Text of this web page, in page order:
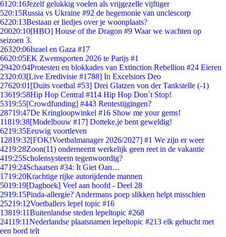
61 20:16Jezelf gelukkig voelen als vrijgezelle vijftiger
520:15Russia vs Ukraine #92 de hegemonie van unclescorp
6220:13Bestaan er liedjes over je woonplaats?
20020:10[HBO] House of the Dragon #9 Waar we wachten op
seizoen 3.
26320:06Israel en Gaza #17
6620:05EK Zwemsporten 2026 te Parijs #1
29420:04Protesten en blokkades van Extinction Rebellion #24 Eieren
2320:03[Live Eredivisie #1788] In Excelsiors Deo
27620:01 [Duits voetbal #53] Drei Glatzen von der Tankstelle (-1)
13619:58Hip Hop Central #114 Hip Hop Don´t Stop!
5319:55[Crowdfunding] #443 Rentestijgingen?
28719:47De Kringloopwinkel #16 Show me your gems!
11819:38[Modelbouw #17] Dotteke,je bent geweldig!
6219:35Eeuwig voortleven
12819:32[FOK!Voetbalmanager 2026/2027] #1 We zijn er weer
4219:28Zoon(11) onderneemt werkelijk geen reet in de vakantie
419:25Scholensysteem tegenwoordig?
4719:24Schaatsen #34: It Giet Oan…
1719:20Krachtige rijke autorijdende mannen
5019:19[Dagboek] Veel aan hoofd - Deel 28
2919:15Pinda-allergie? Andermans poep slikken helpt misschien
25219:12Voetballers lepel topic #16
13819:11Buitenlandse steden lepeltopic #268
24119:11Nederlandse plaatsnamen lepeltopic #213 elk gehucht met
een bord telt